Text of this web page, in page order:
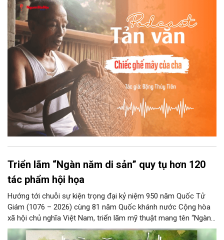
ra âm thanh kin kít chịu đựng sức nặng cơ thể con người theo
những điệu cười khúc khích.
Triển lãm “Ngàn năm di sản” quy tụ hơn 120
tác phẩm hội họa
Hướng tới chuỗi sự kiện trọng đại kỷ niệm 950 năm Quốc Tử
Giám (1076 – 2026) cùng 81 năm Quốc khánh nước Cộng hòa
xã hội chủ nghĩa Việt Nam, triển lãm mỹ thuật mang tên “Ngàn
năm di sản” sẽ chính thức khai mạc vào ngày 8/8 tại Nhà Thái